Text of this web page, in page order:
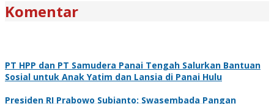
Komentar
PT HPP dan PT Samudera Panai Tengah Salurkan Bantuan
Sosial untuk Anak Yatim dan Lansia di Panai Hulu
Presiden RI Prabowo Subianto: Swasembada Pangan